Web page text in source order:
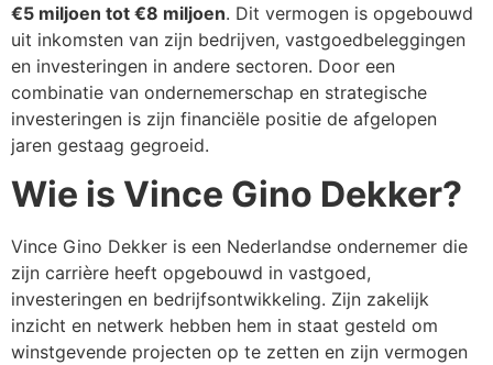
€5 miljoen tot €8 miljoen. Dit vermogen is opgebouwd
uit inkomsten van zijn bedrijven, vastgoedbeleggingen
en investeringen in andere sectoren. Door een
combinatie van ondernemerschap en strategische
investeringen is zijn financiële positie de afgelopen
jaren gestaag gegroeid.
Wie is Vince Gino Dekker?
Vince Gino Dekker is een Nederlandse ondernemer die
zijn carrière heeft opgebouwd in vastgoed,
investeringen en bedrijfsontwikkeling. Zijn zakelijk
inzicht en netwerk hebben hem in staat gesteld om
winstgevende projecten op te zetten en zijn vermogen